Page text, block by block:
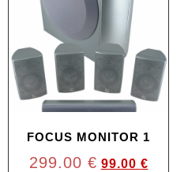
FOCUS MONITOR 1
299.00 € 99.00 €